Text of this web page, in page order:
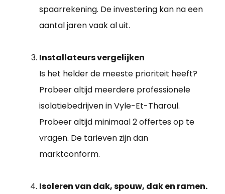
spaarrekening. De investering kan na een
aantal jaren vaak al uit.
Installateurs vergelijken
Is het helder de meeste prioriteit heeft?
Probeer altijd meerdere professionele
isolatiebedrijven in Vyle-Et-Tharoul.
Probeer altijd minimaal 2 offertes op te
vragen. De tarieven zijn dan
marktconform.
Isoleren van dak, spouw, dak en ramen.